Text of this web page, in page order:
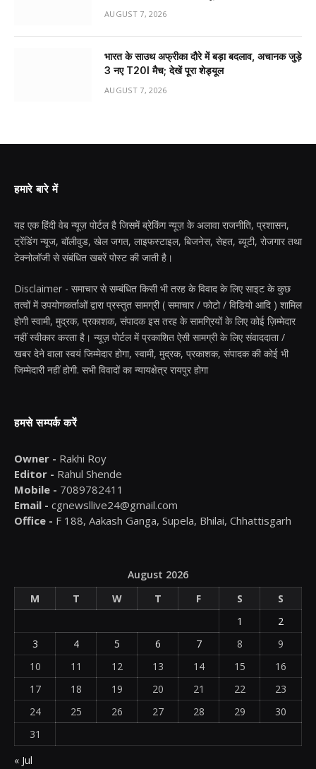
AUGUST 7, 2026
भारत के साउथ अफ्रीका दौरे में बड़ा बदलाव, अचानक जुड़े
3 नए T20I मैच; देखें पूरा शेड्यूल
AUGUST 7, 2026
हमारे बारे में
यह एक हिंदी वेब न्यूज़ पोर्टल है जिसमें ब्रेकिंग न्यूज़ के अलावा राजनीति, प्रशासन,
ट्रेंडिंग न्यूज, बॉलीवुड, खेल जगत, लाइफस्टाइल, बिजनेस, सेहत, ब्यूटी, रोजगार तथा
टेक्नोलॉजी से संबंधित खबरें पोस्ट की जाती है।
Disclaimer - समाचार से सम्बंधित किसी भी तरह के विवाद के लिए साइट के कुछ
तत्वों में उपयोगकर्ताओं द्वारा प्रस्तुत सामग्री ( समाचार / फोटो / विडियो आदि ) शामिल
होगी स्वामी, मुद्रक, प्रकाशक, संपादक इस तरह के सामग्रियों के लिए कोई ज़िम्मेदार
नहीं स्वीकार करता है। न्यूज़ पोर्टल में प्रकाशित ऐसी सामग्री के लिए संवाददाता /
खबर देने वाला स्वयं जिम्मेदार होगा, स्वामी, मुद्रक, प्रकाशक, संपादक की कोई भी
जिम्मेदारी नहीं होगी. सभी विवादों का न्यायक्षेत्र रायपुर होगा
हमसे सम्पर्क करें
Owner - Rakhi Roy
Editor - Rahul Shende
Mobile - 7089782411
Email - cgnewsllive24@gmail.com
Office - F 188, Aakash Ganga, Supela, Bhilai, Chhattisgarh
August 2026
M
T W T F S
S
1
2
3
4 5 6 7 8
9
10
11 12 13 14 15
16
17
18 19 20 21 22
23
24
25 26 27 28 29
30
31
« Jul